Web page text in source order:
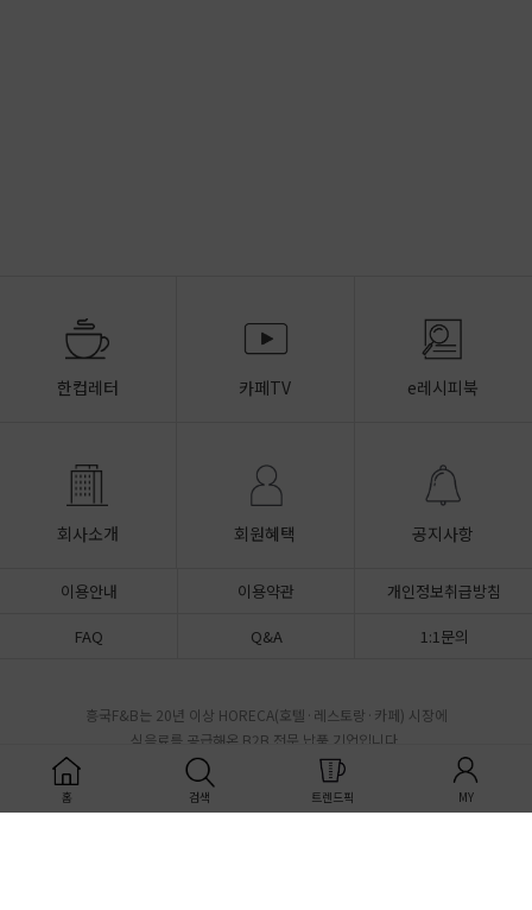
한컵레터 카페TV e레시피북
회사소개 회원혜택 공지사항
이용안내 이용약관
개인정보취급방침
FAQ
Q&A 1:1문의
흥국F&B는 20년 이상 HORECA(호텔·레스토랑·카페) 시장에
식음료를 공급해온 B2B 전문 납품 기업입니다.
커피 원두 · 젤라또·소르베 베이스 · 음료 시럽 · 캡슐커피 ·
국내외 300여 거래처 · HACCP 인증 · 전국 당일 출고
홈 검색 트렌드픽 MY